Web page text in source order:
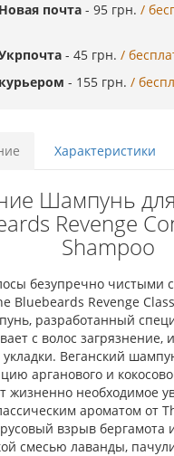
почта - 95 грн. /
- 45 грн. /
- 155 грн. /
Характеристики
Шампунь
Revenge
Shampoo
безупречно
Bluebeards Revenge
разработанный
с волос загрязнение,
укладки. Веганский
арганового и
жизненно необходимое
ароматом от
взрыв бергамота
смесью лаванды,